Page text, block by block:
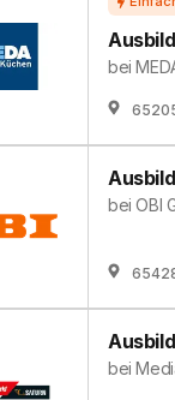
bei
beiOBI
bei